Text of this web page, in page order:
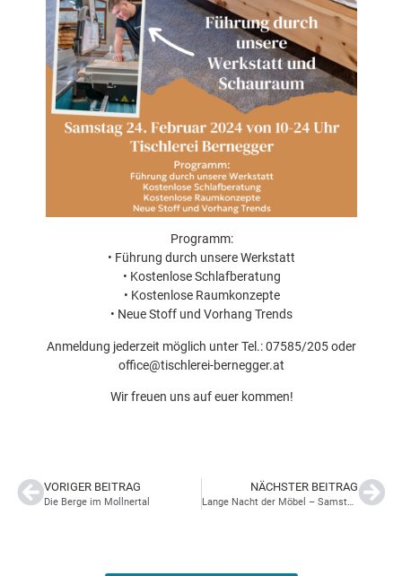
Programm:
• Führung durch unsere Werkstatt
• Kostenlose Schlafberatung
• Kostenlose Raumkonzepte
• Neue Stoff und Vorhang Trends
Anmeldung jederzeit möglich unter Tel.: 07585/205 oder
office@tischlerei-bernegger.at
Wir freuen uns auf euer kommen!
VORIGER BEITRAG
Die Berge im Mollnertal
NÄCHSTER BEITRAG
Lange Nacht der Möbel – Samstag 24. Februar 10-24Uhr Tischlerei Bernegger